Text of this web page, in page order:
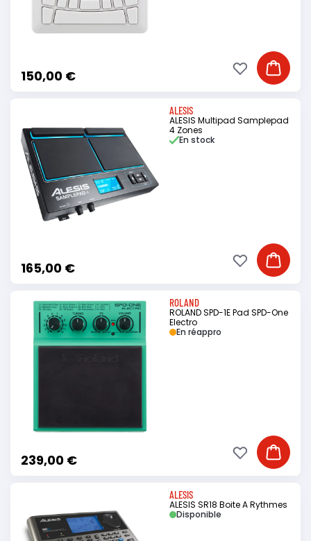
150,00 € Ajouter
Ajouter à ma
ALESIS
ALESIS Multipad Samplepad
4 Zones
165,00 €
En stock
Ajouter
Ajouter à ma
ROLAND
ROLAND SPD-1E Pad SPD-One
Electro
239,00 €
En réappro
Ajouter
Ajouter à ma
ALESIS
ALESIS SR18 Boite A Rythmes
Disponible